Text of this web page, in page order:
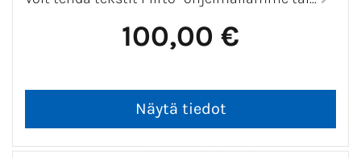
valkeat numerot 1-24 tai valko-mustat
rapputunnukset A-F.
joka näkyy ostoskorissa tuotenimen
perässä. 2-3 kappaleen tilausmäärällä se
100,00 €